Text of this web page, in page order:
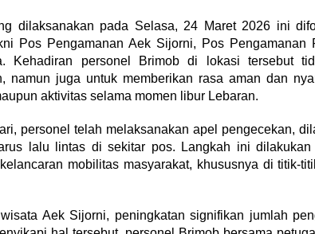
dilaksanakan pada Selasa, 24 Maret 2026 ini
Pos Pengamanan Aek Sijorni, Pos Pengamanan
Kehadiran personel Brimob di lokasi tersebut
namun juga untuk memberikan rasa aman dan
aktivitas selama momen libur Lebaran.
personel telah melaksanakan apel pengecekan,
lalu lintas di sekitar pos. Langkah ini
mobilitas masyarakat, khususnya di titik-
Aek Sijorni, peningkatan signifikan jumlah